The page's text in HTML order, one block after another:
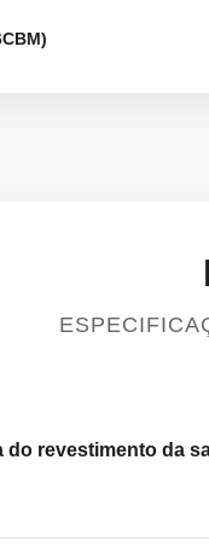
revestimento da